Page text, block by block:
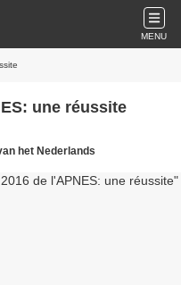
MENU
une réussite
het Nederlands